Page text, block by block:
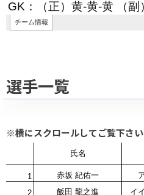
選手一覧
※横にスクロールしてご覧下さい